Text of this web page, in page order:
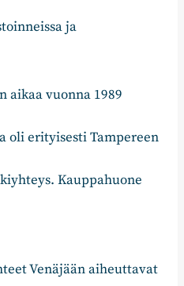
ja
aikaa vuonna 1989
oli erityisesti Tampereen
Kauppahuone
Venäjään aiheuttavat